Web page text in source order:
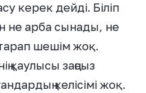
керек дейді. Біліп
не арба сынады, не
шешім жоқ.
қаулысы заңсыз
келісімі жоқ.